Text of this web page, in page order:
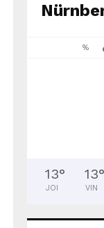
%
13°
JOI
13°
VIN